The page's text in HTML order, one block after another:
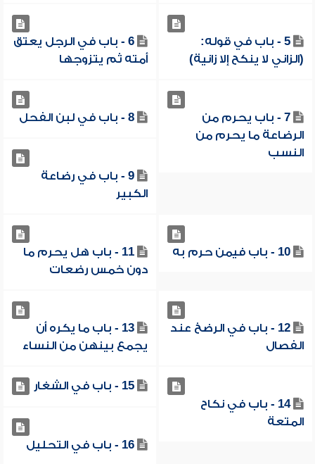
5 - باب في قوله:
(الزاني لا ينكح إلا زانية)
6 - باب في الرجل يعتق
أمته ثم يتزوجها
7 - باب يحرم من
الرضاعة ما يحرم من
النسب
8 - باب في لبن الفحل
9 - باب في رضاعة
الكبير
10 - باب فيمن حرم به
11 - باب هل يحرم ما
دون خمس رضعات
12 - باب في الرضخ عند
الفصال
13 - باب ما يكره أن
يجمع بينهن من النساء
14 - باب في نكاح
المتعة
15 - باب في الشغار
16 - باب في التحليل